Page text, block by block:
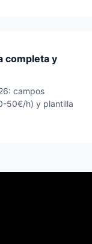
completa y
campos
50€/h) y plantilla